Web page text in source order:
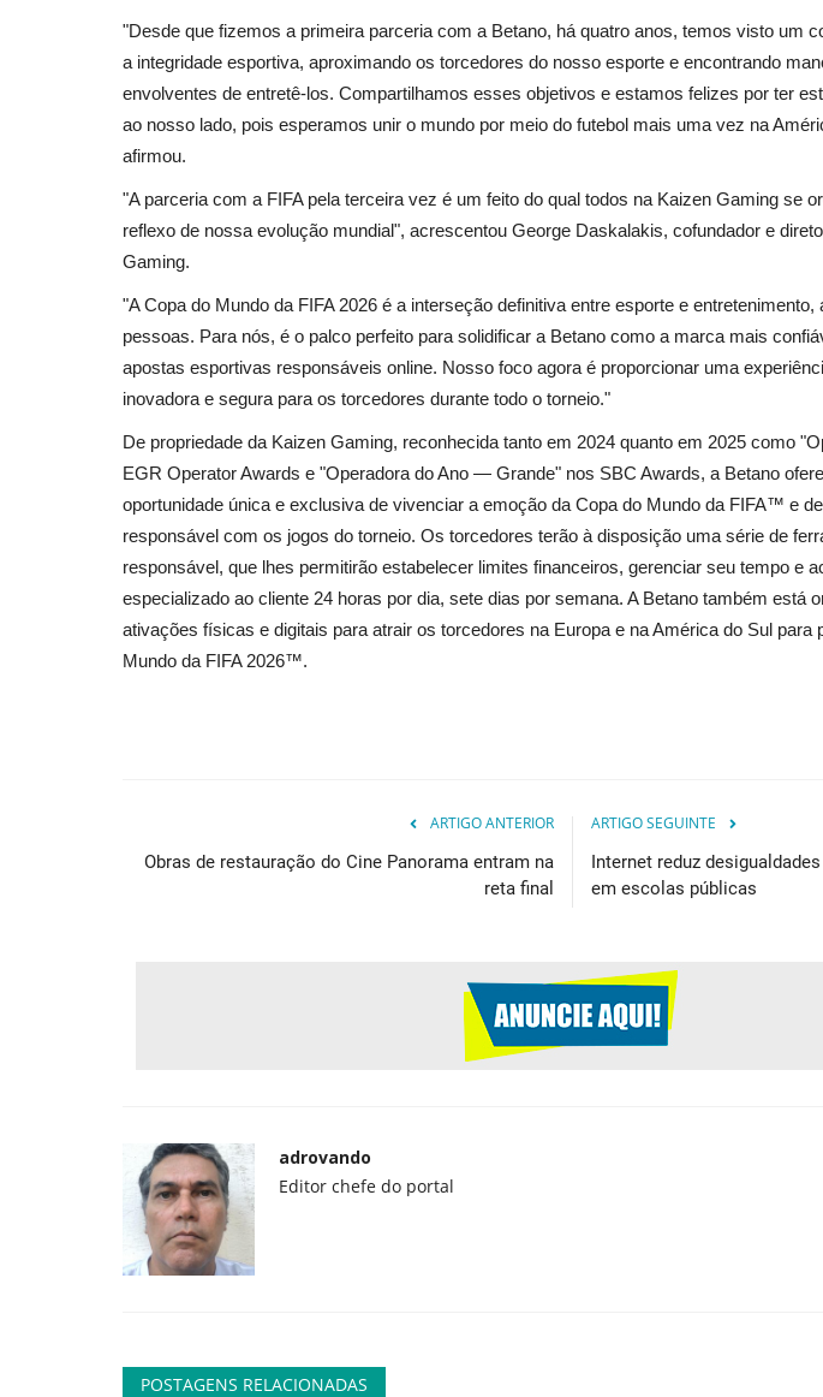
"Desde que fizemos a primeira parceria com a Betano, há quatro anos, temos visto um
a integridade esportiva, aproximando os torcedores do nosso esporte e encontrando
envolventes de entretê-los. Compartilhamos esses objetivos e estamos felizes por ter
ao nosso lado, pois esperamos unir o mundo por meio do futebol mais uma vez na
afirmou.
"A parceria com a FIFA pela terceira vez é um feito do qual todos na Kaizen Gaming se
reflexo de nossa evolução mundial", acrescentou George Daskalakis, cofundador e
Gaming.
"A Copa do Mundo da FIFA 2026 é a interseção definitiva entre esporte e entretenimento,
pessoas. Para nós, é o palco perfeito para solidificar a Betano como a marca mais
apostas esportivas responsáveis online. Nosso foco agora é proporcionar uma
inovadora e segura para os torcedores durante todo o torneio."
De propriedade da Kaizen Gaming, reconhecida tanto em 2024 quanto em 2025 como
EGR Operator Awards e "Operadora do Ano ― Grande" nos SBC Awards, a Betano
oportunidade única e exclusiva de vivenciar a emoção da Copa do Mundo da FIFA™ e
responsável com os jogos do torneio. Os torcedores terão à disposição uma série de
responsável, que lhes permitirão estabelecer limites financeiros, gerenciar seu tempo e
especializado ao cliente 24 horas por dia, sete dias por semana. A Betano também está
ativações físicas e digitais para atrair os torcedores na Europa e na América do Sul para
Mundo da FIFA 2026™.
ARTIGO ANTERIOR
Obras de restauração do Cine Panorama entram na
reta final
ARTIGO SEGUINTE
Internet reduz
em escolas públicas
adrovando
Editor chefe do portal
POSTAGENS RELACIONADAS
Férias de julho impulsionam encontros
em casa e movimentam...
escolar aumentam a procura...
Saúde